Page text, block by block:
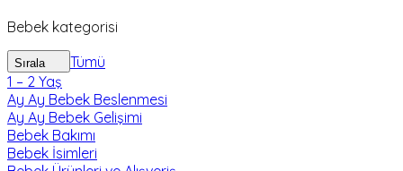
Bebek kategorisi
Sırala
Tümü
1 – 2 Yaş
Ay Ay Bebek Beslenmesi
Ay Ay Bebek Gelişimi
Bebek Bakımı
Bebek İsimleri